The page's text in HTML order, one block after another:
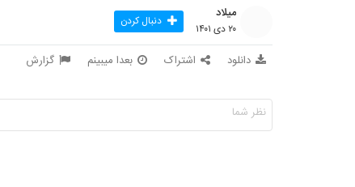
میلاد
۲۰ دی ۱۴۰۱ دنبال کردن
دانلود اشتراک بعدا میبینم گزارش